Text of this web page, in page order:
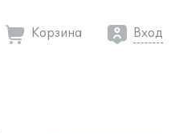
Корзина Вход